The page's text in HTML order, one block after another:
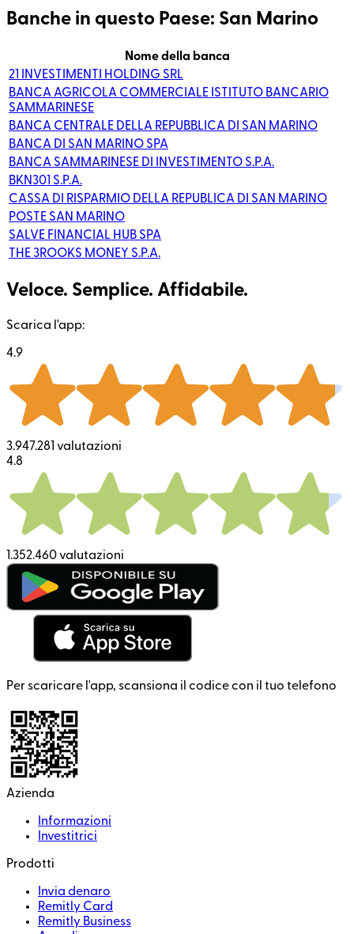
Banche in questo Paese: San Marino
Nome della banca
21 INVESTIMENTI HOLDING SRL
BANCA AGRICOLA COMMERCIALE ISTITUTO BANCARIO
SAMMARINESE
BANCA CENTRALE DELLA REPUBBLICA DI SAN MARINO
BANCA DI SAN MARINO SPA
BANCA SAMMARINESE DI INVESTIMENTO S.P.A.
BKN301 S.P.A.
CASSA DI RISPARMIO DELLA REPUBLICA DI SAN MARINO
POSTE SAN MARINO
SALVE FINANCIAL HUB SPA
THE 3ROOKS MONEY S.P.A.
Veloce. Semplice. Affidabile.
Scarica l'app:
4.9
3.947.281 valutazioni
4.8
1.352.460 valutazioni
Per scaricare l'app, scansiona il codice con il tuo telefono
Azienda
Informazioni
Investitrici
Prodotti
Invia denaro
Remitly Card
Remitly Business